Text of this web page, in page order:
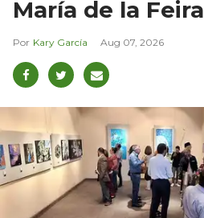
María de la Feira
Kary García Aug 07, 2026